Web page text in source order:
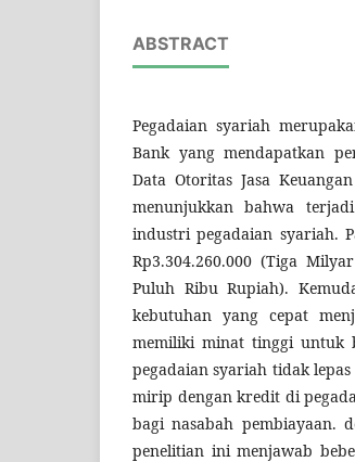
ABSTRACT
Pegadaian syariah
Bank yang mendapatkan
Data Otoritas Jasa
menunjukkan bahwa
industri pegadaian syariah.
Rp3.304.260.000 (Tiga
Puluh Ribu Rupiah).
kebutuhan yang cepat
memiliki minat tinggi untuk
pegadaian syariah tidak
mirip dengan kredit di
bagi nasabah pembiayaan.
penelitian ini menjawab